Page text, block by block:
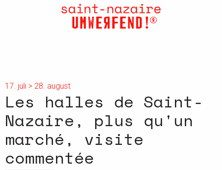
17. juli > 28. august
Les halles de Saint-
Nazaire, plus qu'un
marché, visite
commentée